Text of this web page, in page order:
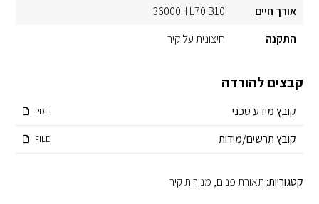
אורך חיים
36000H L70 B10
התקנה
חיצונית על קיר
קבצים להורדה
קובץ מידע טכני PDF
קובץ תרשים/מידות FILE
קטגוריות: תאורת פנים, מנורות קיר